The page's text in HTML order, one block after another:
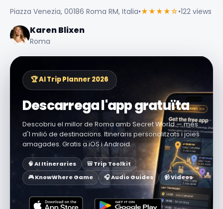
Piazza Venezia, 00186 Roma RM, Italia•★★★★☆•122 views
Karen Blixen
Roma
🏆 AI Trip Planner 2026
Descarrega l'app gratuïta
Descobriu el millor de Roma amb Secret World — més
d'1 milió de destinacions. Itineraris personalitzats i joies
amagades. Gratis a iOS i Android.
🧠 AI Itineraries
🎒 Trip Toolkit
🎮 KnowWhere Game
🎧 Audio Guides 📹 Videos